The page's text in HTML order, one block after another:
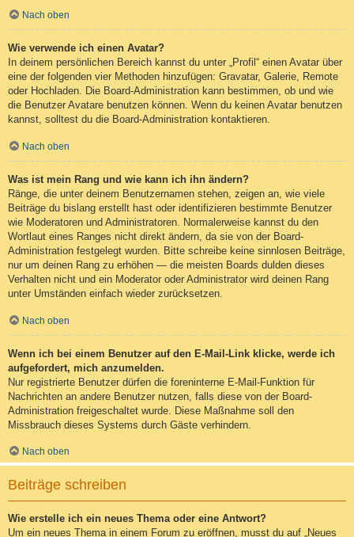
Nach oben
Wie verwende ich einen Avatar?
In deinem persönlichen Bereich kannst du unter „Profil“ einen Avatar über
eine der folgenden vier Methoden hinzufügen: Gravatar, Galerie, Remote
oder Hochladen. Die Board-Administration kann bestimmen, ob und wie
die Benutzer Avatare benutzen können. Wenn du keinen Avatar benutzen
kannst, solltest du die Board-Administration kontaktieren.
Nach oben
Was ist mein Rang und wie kann ich ihn ändern?
Ränge, die unter deinem Benutzernamen stehen, zeigen an, wie viele
Beiträge du bislang erstellt hast oder identifizieren bestimmte Benutzer
wie Moderatoren und Administratoren. Normalerweise kannst du den
Wortlaut eines Ranges nicht direkt ändern, da sie von der Board-
Administration festgelegt wurden. Bitte schreibe keine sinnlosen Beiträge,
nur um deinen Rang zu erhöhen — die meisten Boards dulden dieses
Verhalten nicht und ein Moderator oder Administrator wird deinen Rang
unter Umständen einfach wieder zurücksetzen.
Nach oben
Wenn ich bei einem Benutzer auf den E-Mail-Link klicke, werde ich
aufgefordert, mich anzumelden.
Nur registrierte Benutzer dürfen die foreninterne E-Mail-Funktion für
Nachrichten an andere Benutzer nutzen, falls diese von der Board-
Administration freigeschaltet wurde. Diese Maßnahme soll den
Missbrauch dieses Systems durch Gäste verhindern.
Nach oben
Beiträge schreiben
Wie erstelle ich ein neues Thema oder eine Antwort?
Um ein neues Thema in einem Forum zu eröffnen, musst du auf „Neues